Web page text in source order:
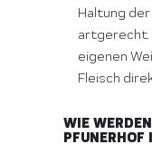
Haltung
artgerecht.
eigenen
Fleisch
WIE
PFUNERHOF